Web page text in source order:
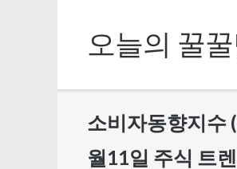
content오늘의 꿀
소비자동향지수
월11일 주식 트